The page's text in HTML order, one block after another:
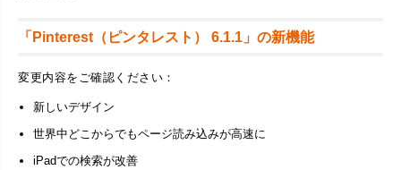
「Pinterest（ピンタレスト） 6.1.1」の新機能
変更内容をご確認ください：
新しいデザイン
世界中どこからでもページ読み込みが高速に
iPadでの検索が改善